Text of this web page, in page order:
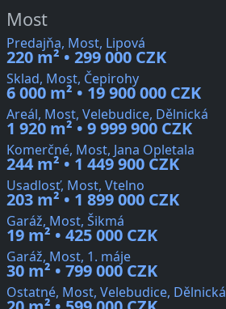
Most
Predajňa, Most, Lipová
220 m² • 299 000 CZK
Sklad, Most, Čepirohy
6 000 m² • 19 900 000 CZK
Areál, Most, Velebudice, Dělnická
1 920 m² • 9 999 900 CZK
Komerčné, Most, Jana Opletala
244 m² • 1 449 900 CZK
Usadlosť, Most, Vtelno
203 m² • 1 899 000 CZK
Garáž, Most, Šikmá
19 m² • 425 000 CZK
Garáž, Most, 1. máje
30 m² • 799 000 CZK
Ostatné, Most, Velebudice, Dělnická